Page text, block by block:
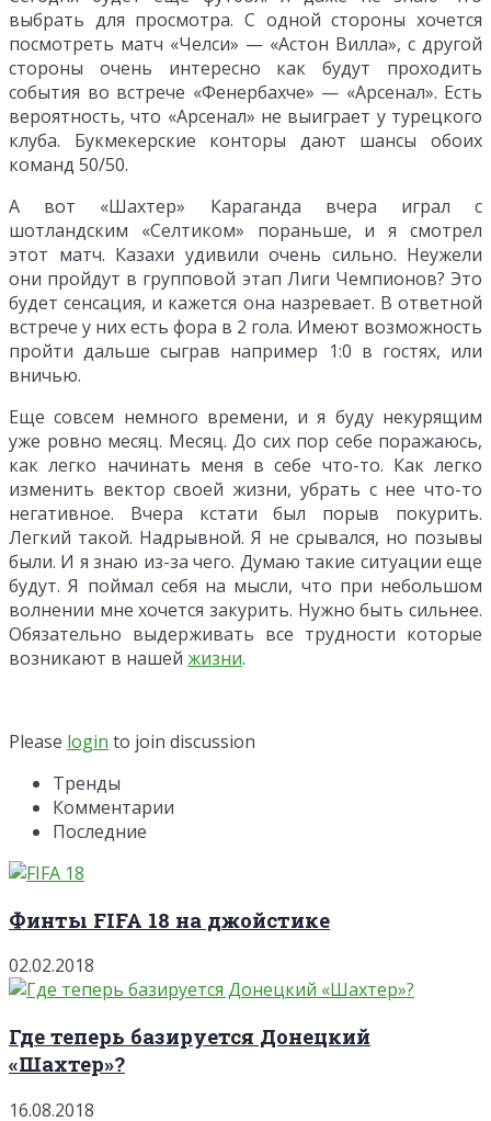
выбрать для просмотра. С одной стороны хочется
посмотреть матч «Челси» — «Астон Вилла», с другой
стороны очень интересно как будут проходить
события во встрече «Фенербахче» — «Арсенал». Есть
вероятность, что «Арсенал» не выиграет у турецкого
клуба. Букмекерские конторы дают шансы обоих
команд 50/50.
А вот «Шахтер» Караганда вчера играл с
шотландским «Селтиком» пораньше, и я смотрел
этот матч. Казахи удивили очень сильно. Неужели
они пройдут в групповой этап Лиги Чемпионов? Это
будет сенсация, и кажется она назревает. В ответной
встрече у них есть фора в 2 гола. Имеют возможность
пройти дальше сыграв например 1:0 в гостях, или
вничью.
Еще совсем немного времени, и я буду некурящим
уже ровно месяц. Месяц. До сих пор себе поражаюсь,
как легко начинать меня в себе что-то. Как легко
изменить вектор своей жизни, убрать с нее что-то
негативное. Вчера кстати был порыв покурить.
Легкий такой. Надрывной. Я не срывался, но позывы
были. И я знаю из-за чего. Думаю такие ситуации еще
будут. Я поймал себя на мысли, что при небольшом
волнении мне хочется закурить. Нужно быть сильнее.
Обязательно выдерживать все трудности которые
возникают в нашей жизни.
Please login to join discussion
Тренды
Комментарии
Последние
Финты FIFA 18 на джойстике
02.02.2018
Где теперь базируется Донецкий
«Шахтер»?
16.08.2018